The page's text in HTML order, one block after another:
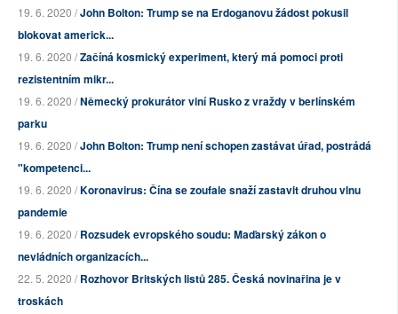
19. 6. 2020 /John Bolton: Trump se na Erdoganovu žádost pokusil
blokovat americk...
19. 6. 2020 /Začíná kosmický experiment, který má pomoci proti
rezistentním mikr...
19. 6. 2020 /Německý prokurátor viní Rusko z vraždy v berlínském
parku
19. 6. 2020 /John Bolton: Trump není schopen zastávat úřad, postrádá
"kompetenci...
19. 6. 2020 /Koronavirus: Čína se zoufale snaží zastavit druhou vlnu
pandemie
19. 6. 2020 /Rozsudek evropského soudu: Maďarský zákon o
nevládních organizacích...
22. 5. 2020 /Rozhovor Britských listů 285. Česká novinařina je v
troskách